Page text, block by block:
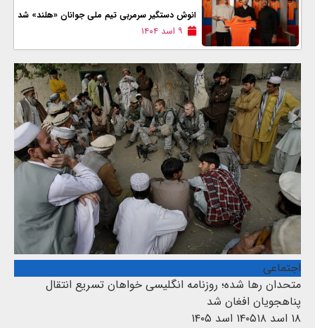
انوش دستگیر سرمربی تیم ملی جوانان «هلند» شد
۹ اسد ۱۴۰۴
اجتماعی
متحدان رها شده؛ روزنامه انگلیسی خواهان تسریع انتقال
پناهجویان افغان شد
۱۸ اسد ۱۴۰۵
۱۸ اسد ۱۴۰۵